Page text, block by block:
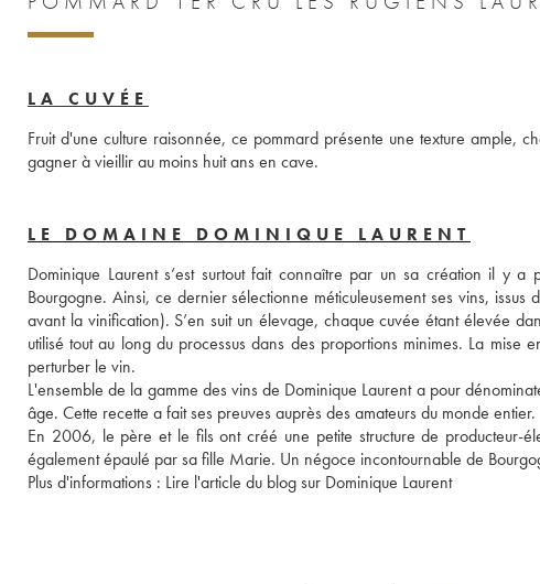
LA CUVÉE
Fruit d'une culture raisonnée, ce pommard présente une texture ample,
gagner à vieillir au moins huit ans en cave.
LE DOMAINE DOMINIQUE LAURENT
Dominique Laurent s’est surtout fait connaître par un sa création il y
Bourgogne. Ainsi, ce dernier sélectionne méticuleusement ses vins,
avant la vinification). S’en suit un élevage, chaque cuvée étant élevée
utilisé tout au long du processus dans des proportions minimes. La
perturber le vin.
L'ensemble de la gamme des vins de Dominique Laurent a pour
âge. Cette recette a fait ses preuves auprès des amateurs du monde entier.
En 2006, le père et le fils ont créé une petite structure de producteur-
également épaulé par sa fille Marie. Un négoce incontournable de
Plus d'informations : Lire l'article du blog sur Dominique Laurent